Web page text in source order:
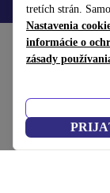
tretích strán.
Nastavenia
informácie o
zásady
Mobilné telefóny
Domov Produkty
Edge
čierna
(Zbieranie